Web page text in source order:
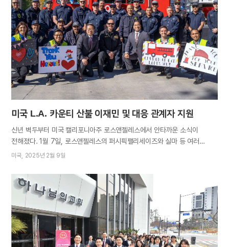
범사에도 축복이 넘쳐나길 간구하셨다. 또한 “서로 화합하고 연합해 주변의
많은 이웃에게 구원의 소식을 전하며 함께 행복을 나누자”고 당부하셨다.
총회장 김주철 목사는 “하나님께서 친히 세우신 새 언약은 인류가 하나님의
백성으로 인정받고 천국 시민권을 얻을 수 있는 유일한 방법이다. 생명의
진리를 아직 알지 못하는 이들에게 부지런히 전파하는 것이 성도의
사명”이라며 새 성전이 100만 화성시민에게 축복을 선물하는 복음의 전당이
되길…
미국 L.A. 카운티 산불 이재민 및 대응 관계자 지원
신년 벽두부터 미국 캘리포니아주 로스앤젤레스에서 안타까운 소식이
전해졌다. 1월 7일, 로스앤젤레스의 퍼시픽팰리세이즈와 실마 등 여러
지역에서 3건의 산불이 잇따라 발생한 것이다. 강풍을 만나 더욱 거세진
파손시키고 20만 명에 가까운 이재민을 발생시키는 등 엄청난 피해를
남겼다. 미국 캘리포니아권 하나님의 교회 성도들이 곤경에 처한 이웃들을
돕기 위해 십시일반 구호품을 준비했다. 1월 27일, 미국 CA 샌디에이고·
오렌지카운티·세리토스 등 10여 개 교회 성도 70여 명이 자선단체
플린트리지센터와 오픈하츠재단에 각각 구호품 500상자를 전달했다.
구호품은 휴지, 물, 쌀, 통조림, 시리얼 등 이재민들에게 당장 필요한 생필품
위주로 구성됐다. 성도들은 상자 앞에 붙인 ‘Giving Hope to Neighbors
미국 2025년 2월 9일